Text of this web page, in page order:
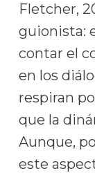
Fletcher,
guionista:
contar el
en los
respiran
que la
Aunque,
este